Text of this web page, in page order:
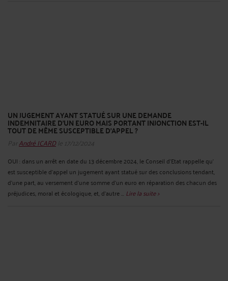
UN JUGEMENT AYANT STATUÉ SUR UNE DEMANDE
INDEMNITAIRE D'UN EURO MAIS PORTANT INJONCTION EST-IL
TOUT DE MÊME SUSCEPTIBLE D’APPEL ?
ParAndré ICARDle 17/12/2024
OUI : dans un arrêt en date du 13 décembre 2024, le Conseil d’Etat rappelle qu’
est susceptible d’appel un jugement ayant statué sur des conclusions tendant,
d’une part, au versement d’une somme d’un euro en réparation des chacun des
préjudices, moral et écologique, et, d’autre ... Lire la suite >